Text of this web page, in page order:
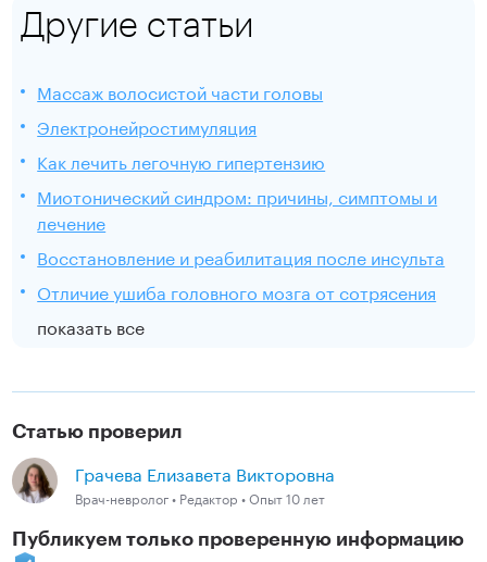
Другие статьи
Массаж волосистой части головы
Электронейростимуляция
Как лечить легочную гипертензию
Миотонический синдром: причины, симптомы и
лечение
Восстановление и реабилитация после инсульта
Отличие ушиба головного мозга от сотрясения
показать все
Статью проверил
Грачева Елизавета Викторовна
Врач-невролог • Редактор • Опыт 10 лет
Публикуем только проверенную информацию